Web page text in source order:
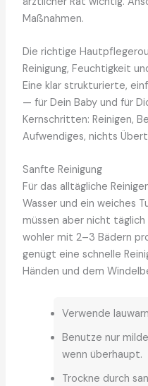
Maßnahmen.
Die richtige
Reinigung, Feuchtigkeit
Eine klar strukturierte,
— für Dein Baby und für
Kernschritten: Reinigen,
Aufwendiges, nichts
Sanfte Reinigung
Für das alltägliche
Wasser und ein weiches
müssen aber nicht täglich
wohler mit 2–3 Bädern
genügt eine schnelle
Händen und dem
Verwende
Benutze nur
wenn überhaupt.
Trockne durch